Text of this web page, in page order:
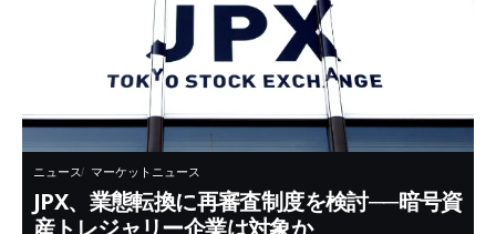
ニュース マーケットニュース
JPX、業態転換に再審査制度を検討──暗号資